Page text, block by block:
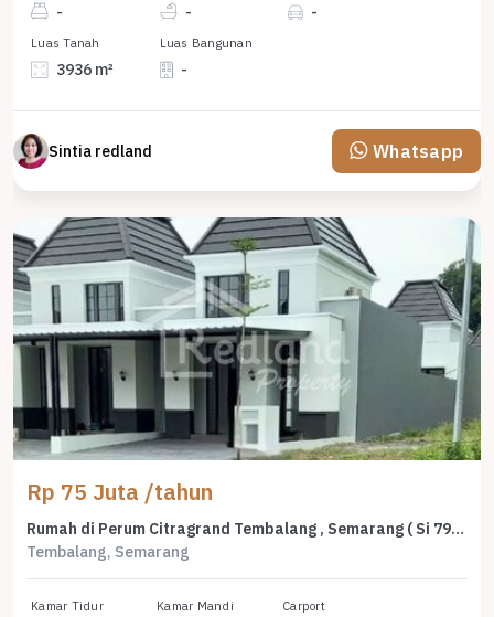
- - -
Luas Tanah
3936 m²
Luas Bangunan
-
Sintia redland Whatsapp
Rp 75 Juta /tahun
Rumah di Perum Citragrand Tembalang , Semarang ( Si 7996 )
Tembalang, Semarang
Kamar Tidur Kamar Mandi Carport